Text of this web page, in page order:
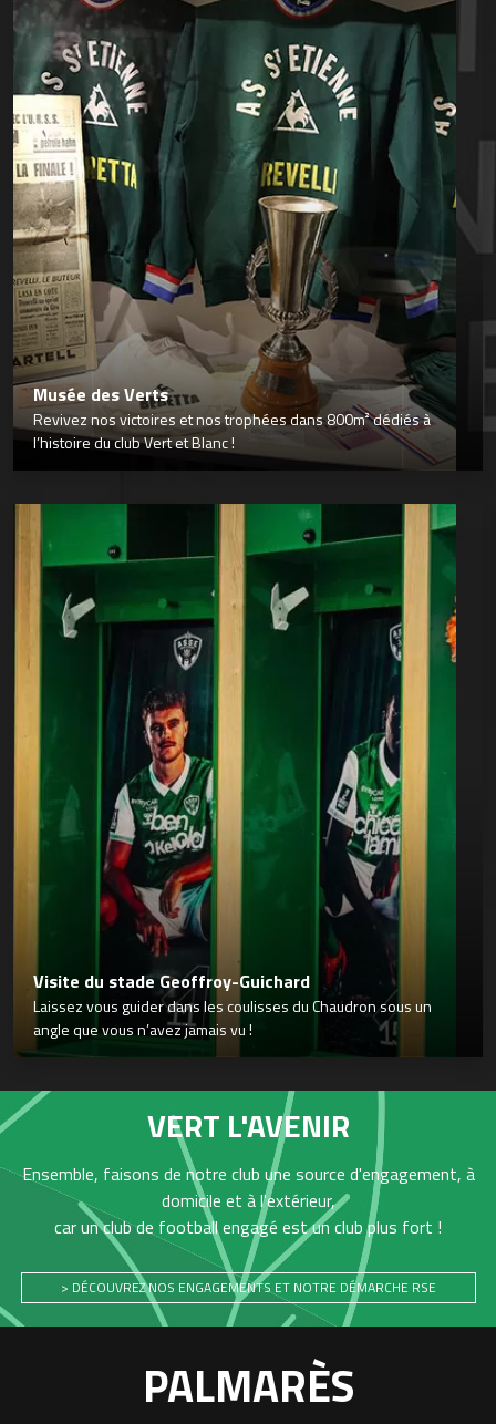
Musée des Verts
Revivez nos victoires et nos trophées dans 800m² dédiés à
l’histoire du club Vert et Blanc !
Visite du stade Geoffroy-Guichard
Laissez vous guider dans les coulisses du Chaudron sous un
angle que vous n’avez jamais vu !
VERT L'AVENIR
Ensemble, faisons de notre club une source d'engagement, à
domicile et à l'extérieur,
car un club de football engagé est un club plus fort !
> DÉCOUVREZ NOS ENGAGEMENTS ET NOTRE DÉMARCHE RSE
PALMARÈS